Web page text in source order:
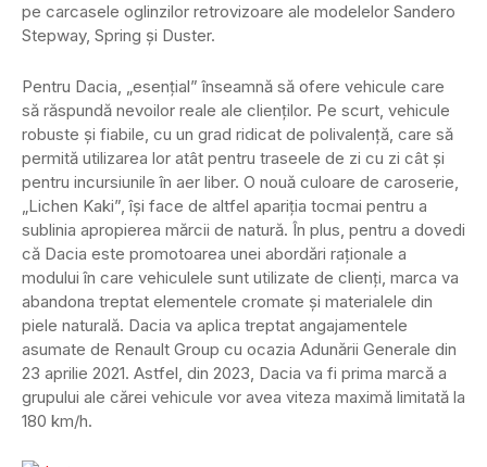
pe carcasele oglinzilor retrovizoare ale modelelor Sandero
Stepway, Spring şi Duster.
Pentru Dacia, „esențial” înseamnă să ofere vehicule care
să răspundă nevoilor reale ale clienţilor. Pe scurt, vehicule
robuste şi fiabile, cu un grad ridicat de polivalență, care să
permită utilizarea lor atât pentru traseele de zi cu zi cât şi
pentru incursiunile în aer liber. O nouă culoare de caroserie,
„Lichen Kaki”, îşi face de altfel apariția tocmai pentru a
sublinia apropierea mărcii de natură. În plus, pentru a dovedi
că Dacia este promotoarea unei abordări raționale a
modului în care vehiculele sunt utilizate de clienți, marca va
abandona treptat elementele cromate și materialele din
piele naturală. Dacia va aplica treptat angajamentele
asumate de Renault Group cu ocazia Adunării Generale din
23 aprilie 2021. Astfel, din 2023, Dacia va fi prima marcă a
grupului ale cărei vehicule vor avea viteza maximă limitată la
180 km/h.